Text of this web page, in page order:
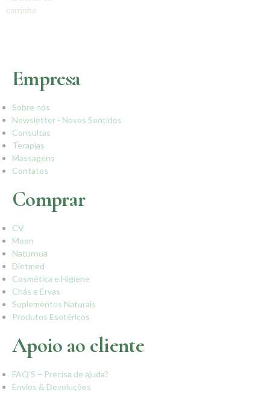
carrinho
Empresa
Sobre nós
Newsletter - Novos Sentidos
Consultas
Terapias
Massagens
Contatos
Comprar
CV
Moon
Naturnua
Dietmed
Cosmética e Higiene
Chás e Ervas
Suplementos Naturais
Produtos Esotéricos
Apoio ao cliente
FAQ’S – Precisa de ajuda?
Envios & Devoluções